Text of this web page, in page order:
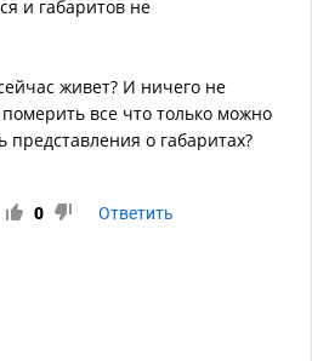
и габаритов не
живет? И ничего не
все что только можно
представления о габаритах?
0 Ответить